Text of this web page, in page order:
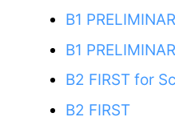
B1
B1
B2 FIRST for
B2 FIRST